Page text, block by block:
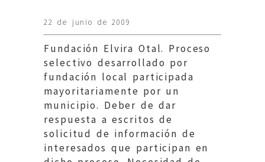
22 de junio de 2009
Fundación Elvira Otal. Proceso
selectivo desarrollado por
fundación local participada
mayoritariamente por un
municipio. Deber de dar
respuesta a escritos de
solicitud de información de
interesados que participan en